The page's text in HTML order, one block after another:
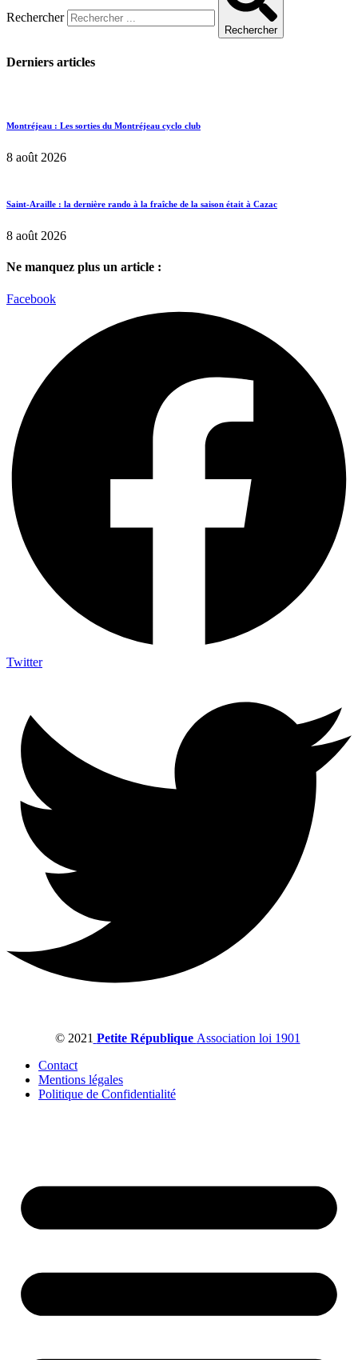
Rechercher
Rechercher
Derniers articles
Montréjeau : Les sorties du Montréjeau cyclo club
8 août 2026
Saint-Araille : la dernière rando à la fraîche de la saison était à Cazac
8 août 2026
Ne manquez plus un article :
Facebook
Twitter
© 2021 Petite République Association loi 1901
Contact
Mentions légales
Politique de Confidentialité